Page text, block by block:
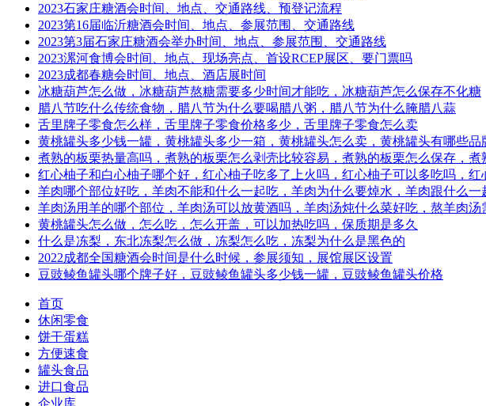
2023石家庄糖酒会时间、地点、交通路线、预登记流程
2023第16届临沂糖酒会时间、地点、参展范围、交通路线
2023第3届石家庄糖酒会举办时间、地点、参展范围、交通路线
2023漯河食博会时间、地点、现场亮点、首设RCEP展区、要门票吗
2023成都春糖会时间、地点、酒店展时间
冰糖葫芦怎么做，冰糖葫芦熬糖需要多少时间才能吃，冰糖葫芦怎么保存不化糖
腊八节吃什么传统食物，腊八节为什么要喝腊八粥，腊八节为什么腌腊八蒜
舌里牌子零食怎么样，舌里牌子零食价格多少，舌里牌子零食怎么卖
黄桃罐头多少钱一罐，黄桃罐头多少一箱，黄桃罐头怎么卖，黄桃罐头有哪些品
煮熟的板栗热量高吗，煮熟的板栗怎么剥壳比较容易，煮熟的板栗怎么保存，煮
红心柚子和白心柚子哪个好，红心柚子吃多了上火吗，红心柚子可以多吃吗，红
羊肉哪个部位好吃，羊肉不能和什么一起吃，羊肉为什么要焯水，羊肉跟什么一
羊肉汤用羊的哪个部位，羊肉汤可以放黄酒吗，羊肉汤炖什么菜好吃，熬羊肉汤
黄桃罐头怎么做，怎么吃，怎么开盖，可以加热吃吗，保质期是多久
什么是冻梨，东北冻梨怎么做，冻梨怎么吃，冻梨为什么是黑色的
2022成都全国糖酒会时间是什么时候，参展须知，展馆展区设置
豆豉鲮鱼罐头哪个牌子好，豆豉鲮鱼罐头多少钱一罐，豆豉鲮鱼罐头价格
首页
休闲零食
饼干蛋糕
方便速食
罐头食品
进口食品
企业库